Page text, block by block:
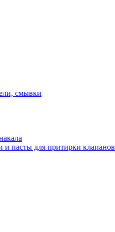
и пасты для притирки клапанов